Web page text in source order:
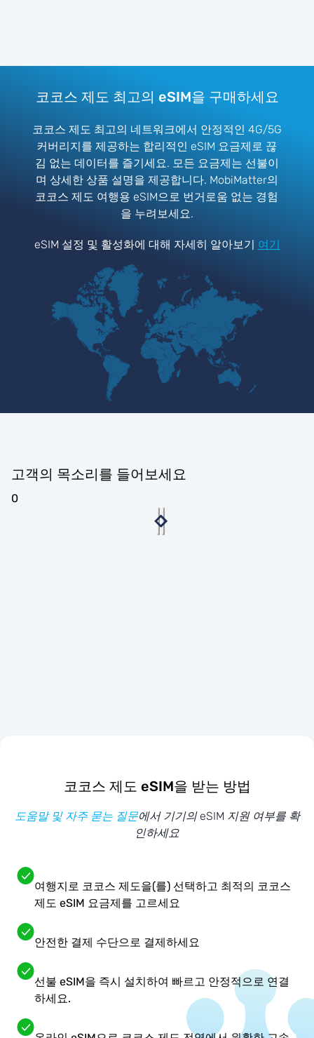
코코스 제도 최고의 eSIM을 구매하세요
코코스 제도 최고의 네트워크에서 안정적인 4G/5G
커버리지를 제공하는 합리적인 eSIM 요금제로 끊
김 없는 데이터를 즐기세요. 모든 요금제는 선불이
며 상세한 상품 설명을 제공합니다. MobiMatter의
코코스 제도 여행용 eSIM으로 번거로움 없는 경험
을 누려보세요.
eSIM 설정 및 활성화에 대해 자세히 알아보기 여기
고객의 목소리를 들어보세요
0
코코스 제도 eSIM을 받는 방법
도움말 및 자주 묻는 질문에서 기기의 eSIM 지원 여부를 확
인하세요
여행지로 코코스 제도을(를) 선택하고 최적의 코코스
제도 eSIM 요금제를 고르세요
안전한 결제 수단으로 결제하세요
선불 eSIM을 즉시 설치하여 빠르고 안정적으로 연결
하세요.